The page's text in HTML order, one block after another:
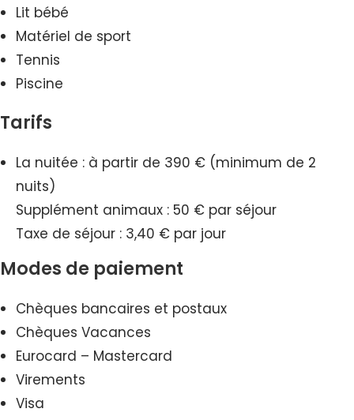
Lit bébé
Matériel de sport
Tennis
Piscine
Tarifs
La nuitée : à partir de 390 € (minimum de 2
nuits)
Supplément animaux : 50 € par séjour
Taxe de séjour : 3,40 € par jour
Modes de paiement
Chèques bancaires et postaux
Chèques Vacances
Eurocard – Mastercard
Virements
Visa